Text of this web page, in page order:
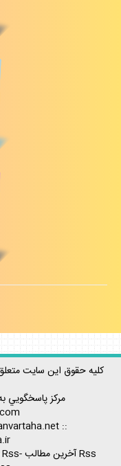
كليه حقوق اين سايت
مركز پاسخگويي
::
Rss آخرين مطالب
-Rss پربيننده ترينها